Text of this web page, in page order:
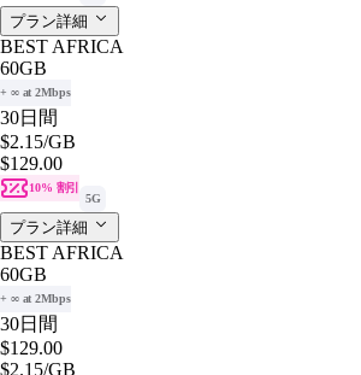
プラン詳細
BEST AFRICA
60GB
+ ∞ at 2Mbps
30日間
$2.15/GB
$129.00
10% 割引
5G
プラン詳細
BEST AFRICA
60GB
+ ∞ at 2Mbps
30日間
$129.00
$2.15/GB